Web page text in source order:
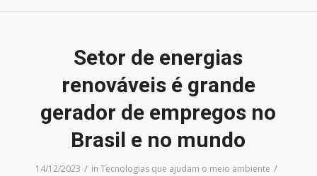
Setor de energias
renováveis é grande
gerador de empregos no
Brasil e no mundo
14/12/2023 / inTecnologias que ajudam o meio ambiente /